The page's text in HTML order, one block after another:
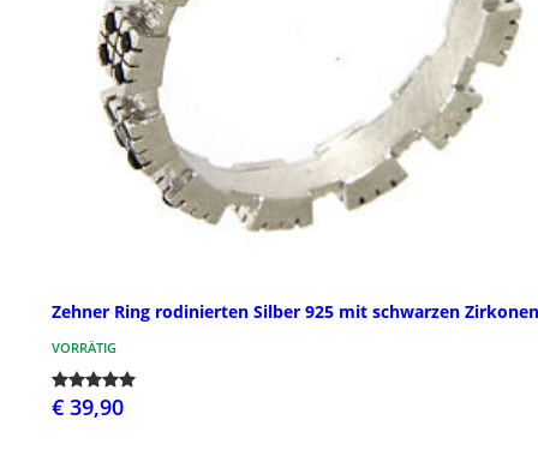
Zehner Ring rodinierten Silber 925 mit schwarzen Zirkonen
VORRÄTIG
€ 39,90